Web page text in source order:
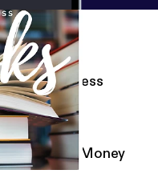
Growth
for Business
for Money